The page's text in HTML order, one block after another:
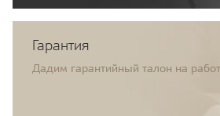
Гарантия
Дадим гарантийный талон на